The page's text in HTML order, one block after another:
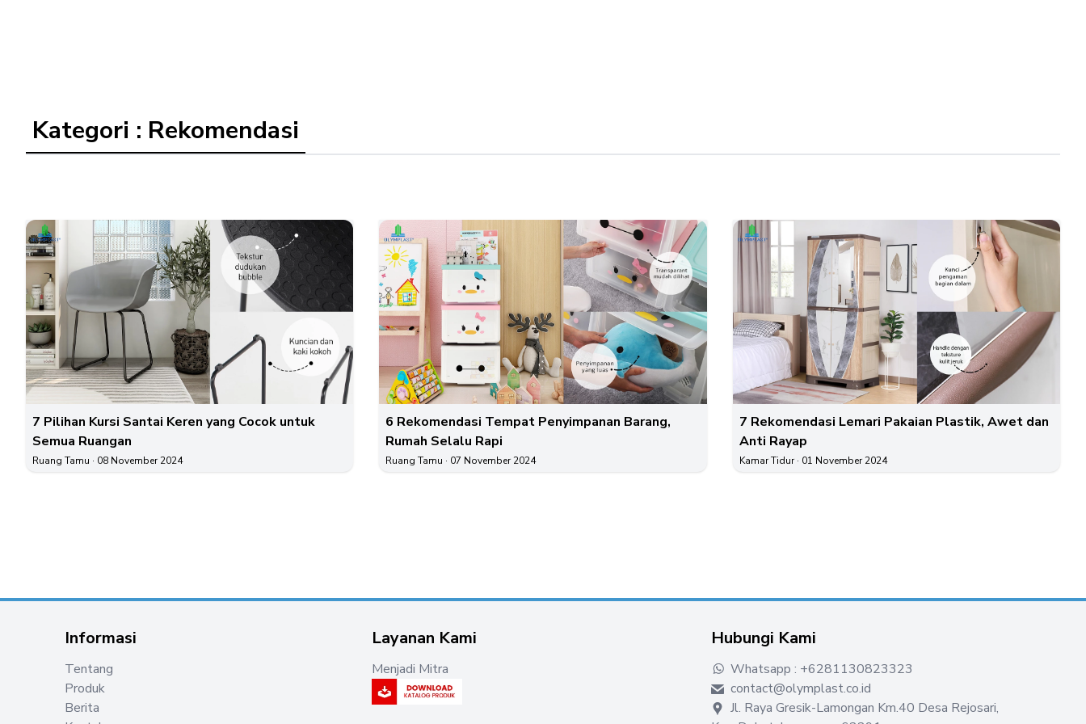
Kategori : Rekomendasi
7 Pilihan Kursi Santai Keren yang Cocok untuk
Semua Ruangan
Ruang Tamu · 08 November 2024
6 Rekomendasi Tempat Penyimpanan Barang,
Rumah Selalu Rapi
Ruang Tamu · 07 November 2024
7 Rekomendasi Lemari Pakaian Plastik, Awet dan
Anti Rayap
Kamar Tidur· 01 November 2024
Informasi
Tentang
Produk
Berita
Layanan Kami
Menjadi Mitra
Hubungi Kami
Whatsapp : +6281130823323
contact@olymplast.co.id
Jl. Raya Gresik-Lamongan Km.40 Desa Rejosari,